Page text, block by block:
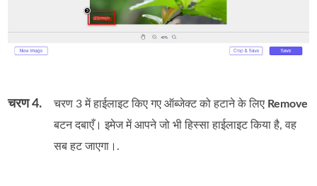
चरण 4. चरण 3 में हाईलाइट किए गए ऑब्जेक्ट को हटाने के लिए Remove
बटन दबाएँ। इमेज में आपने जो भी हिस्सा हाईलाइट किया है, वह
सब हट जाएगा।.